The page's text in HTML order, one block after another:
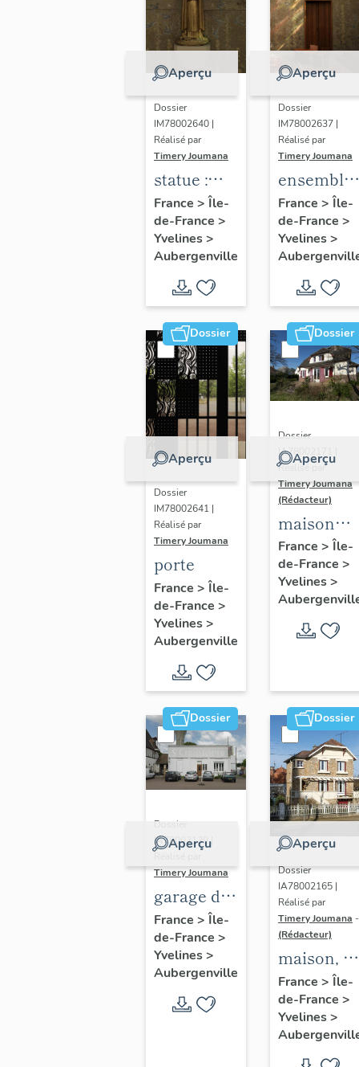
Aperçu
Dossier
IM78002640 |
Réalisé par
Timery Joumana
statue :
Sainte-
Thérèse
de l'Enfant
Jésus
France > Île-
de-France >
Yvelines>
Aubergenville
Aperçu
Dossier
IM78002637 |
Réalisé par
Timery Joumana
ensemble
de
peintures
France > Île-
de-France >
Yvelines>
Dossier
Aperçu
Dossier
IM78002641 |
Réalisé par
Timery Joumana
porte
France > Île-
de-France >
Yvelines>
Aubergenville
Dossier
Aperçu
Dossier
IA78002171 |
Réalisé par
Timery Joumana
(Rédacteur)
maison
dite "villa
le Bois
fleuri", 27
avenue
d'Ypres
France > Île-
de-France >
Yvelines>
Dossier
Aperçu
Dossier
IA78002139 |
Timery Joumana
garage de
réparation
automobile
Saint-
Christophe
France > Île-
de-France >
Yvelines>
Aubergenville
Dossier
Aperçu
Dossier
IA78002165 |
Réalisé par
Timery Joumana -
(Rédacteur)
maison, 1
avenue
Albert 1er
France > Île-
de-France >
Yvelines>